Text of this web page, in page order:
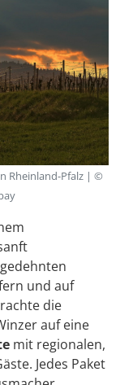
Rheinland-Pfalz | ©
und auf
die
auf eine
mit regionalen,
Jedes Paket